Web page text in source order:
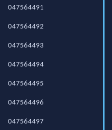
047564491
047564492
047564493
047564494
047564495
047564496
047564497